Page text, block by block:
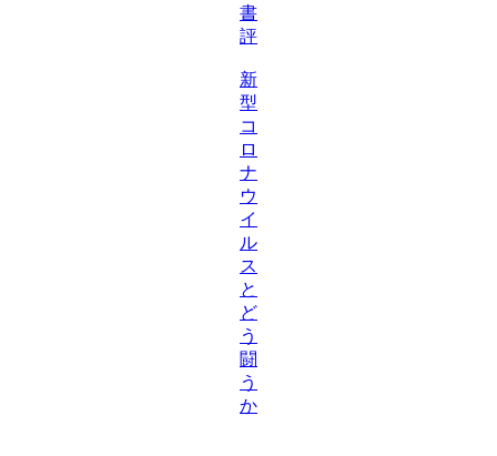
書
評
新
型
コ
ロ
ナ
ウ
イ
ル
ス
と
ど
う
闘
う
か